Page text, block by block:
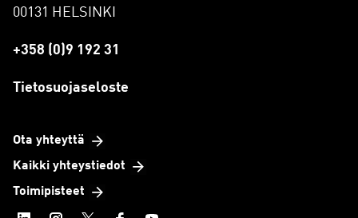
00131 HELSINKI
+358 (0)9 192 31
Tietosuojaseloste
Ota yhteyttä
Kaikki yhteystiedot
Toimipisteet